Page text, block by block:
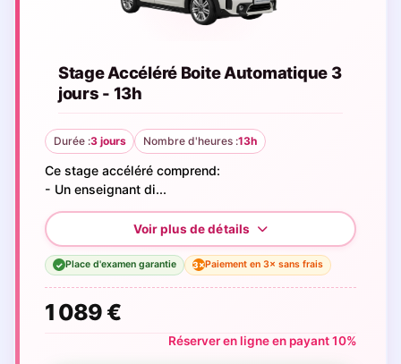
Stage Accéléré Boite Automatique 3
jours - 13h
Durée :3 jours Nombre d'heures :13h
Ce stage accéléré comprend:
- Un enseignant di...
✓ Place d'examen garantie 3×Paiement en 3× sans frais
1 089 €
Réserver en ligne en payant 10%